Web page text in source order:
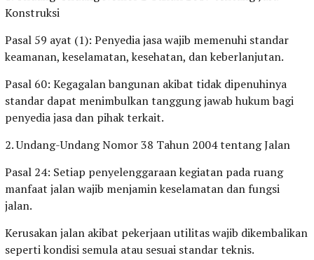
Konstruksi
Pasal 59 ayat (1): Penyedia jasa wajib memenuhi standar
keamanan, keselamatan, kesehatan, dan keberlanjutan.
Pasal 60: Kegagalan bangunan akibat tidak dipenuhinya
standar dapat menimbulkan tanggung jawab hukum bagi
penyedia jasa dan pihak terkait.
2. Undang-Undang Nomor 38 Tahun 2004 tentang Jalan
Pasal 24: Setiap penyelenggaraan kegiatan pada ruang
manfaat jalan wajib menjamin keselamatan dan fungsi
jalan.
Kerusakan jalan akibat pekerjaan utilitas wajib dikembalikan
seperti kondisi semula atau sesuai standar teknis.